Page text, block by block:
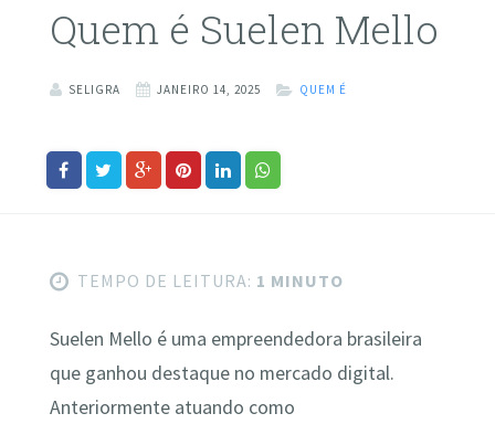
Quem é Suelen Mello
SELIGRA JANEIRO 14, 2025 QUEM É
TEMPO DE LEITURA: 1 MINUTO
Suelen Mello é uma empreendedora brasileira
que ganhou destaque no mercado digital.
Anteriormente atuando como